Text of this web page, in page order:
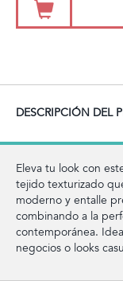
DESCRIPCIÓN DEL
Eleva tu look con
tejido texturizado
moderno y entalle
combinando a la
contemporánea.
negocios o looks